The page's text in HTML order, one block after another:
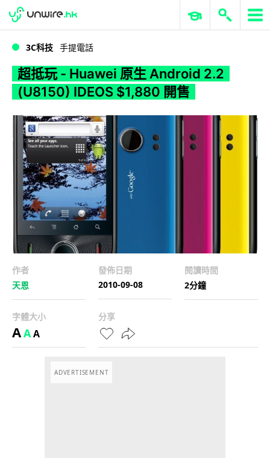
WWDC 2026 ERP 與商業 AI
3C科技 手提電話
超抵玩 - Huawei 原生 Android 2.2
(U8150) IDEOS $1,880 開售
作者
天恩
發佈日期
2010-09-08
閱讀時間
2分鐘
字體大小
AAA
分享
ADVERTISEMENT